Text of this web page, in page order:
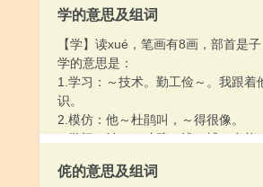
学的意思及组词
【学】读xué，笔画有8画，部首是子
学的意思是：
1.学习：～技术。勤工俭～。我跟着
识。
2.模仿：他～杜鹃叫，～得很像。
3.学问：治～。才疏～浅。博～多能
5.学校：小～。大～。上～。
侂的意思及组词